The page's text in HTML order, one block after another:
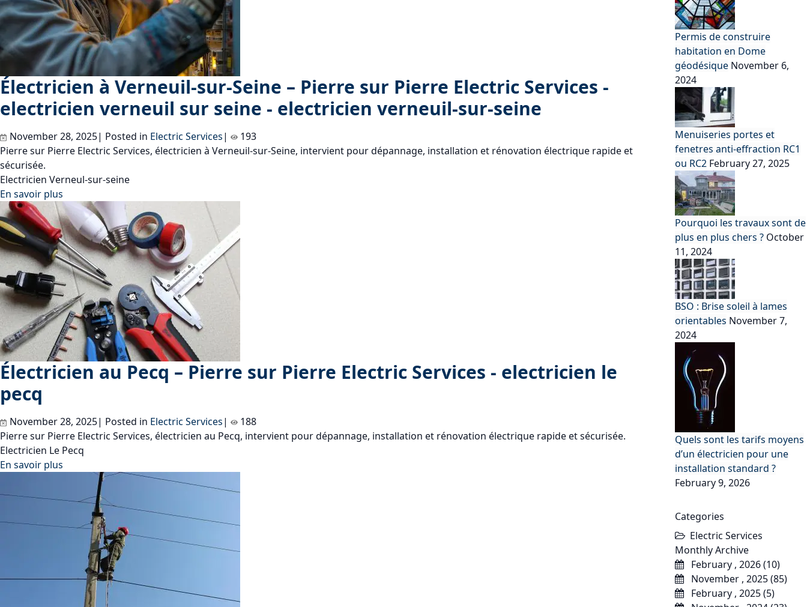
Permis de construire
habitation en Dome
géodésique November 6,
2024
Menuiseries portes et
fenetres anti-effraction RC1
ou RC2 February 27, 2025
Pourquoi les travaux sont de
plus en plus chers ? October
11, 2024
BSO : Brise soleil à lames
orientables November 7,
2024
Quels sont les tarifs moyens
d’un électricien pour une
installation standard ?
February 9, 2026
Categories
Electric Services
Monthly Archive
February , 2026 (10)
November , 2025 (85)
February , 2025 (5)
Électricien à Verneuil-sur-Seine – Pierre sur Pierre Electric Services -
electricien verneuil sur seine - electricien verneuil-sur-seine
November 28, 2025| Posted in Electric Services|
193
Pierre sur Pierre Electric Services, électricien à Verneuil-sur-Seine, intervient pour dépannage, installation et rénovation électrique rapide et
sécurisée.
Electricien Verneul-sur-seine
En savoir plus
Électricien au Pecq – Pierre sur Pierre Electric Services - electricien le
pecq
November 28, 2025| Posted in Electric Services|
188
Pierre sur Pierre Electric Services, électricien au Pecq, intervient pour dépannage, installation et rénovation électrique rapide et sécurisée.
Electricien Le Pecq
En savoir plus